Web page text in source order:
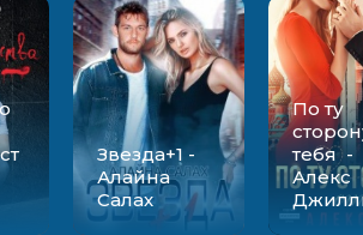
Звезда+1 -
Алайна
Салах
По ту
тебя -
Алекс